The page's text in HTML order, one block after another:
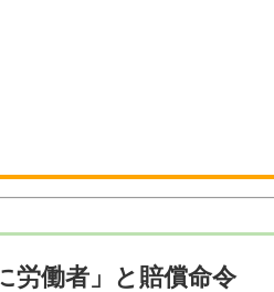
労働者」と賠償命令